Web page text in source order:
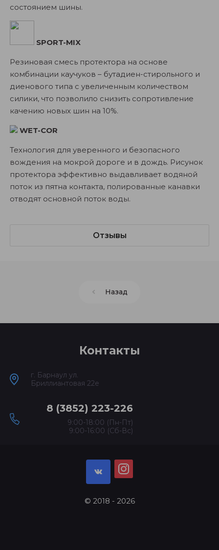
состоянием шины.
SPORT-MIX
Резиновая смесь протектора на основе
комбинации каучуков – бутадиен-стирольного и
диенового типа с увеличенным количеством
силики, что позволило снизить сопротивление
качению новых шин на 10%.
WET-COR
Технология для уверенного и безопасного
вождения на мокрой дороге и в дождь. Рисунок
протектора эффективно выдавливает водяной
поток из пятна контакта, полированные канавки
отводят основной поток воды.
Отзывы
Назад
Контакты
8 (3852) 223-226
9:00-18:00 (Пн-Пт)
9:00-16:00 (Сб-Вс)
г. Барнаул ул.
Бриллиантовая 22е
© 2018 - 2026